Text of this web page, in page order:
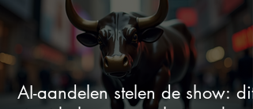
AI-aandelen stelen de show: dit